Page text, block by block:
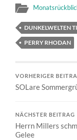
DUNKELWELTEN
PERRY RHODAN
VORHERIGER
SOLare
NÄCHSTER BEITRAG
Herrn Millers
Gelee